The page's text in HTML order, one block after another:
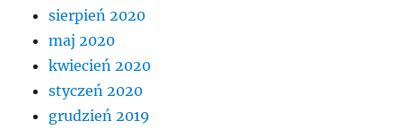
sierpień 2020
maj 2020
kwiecień 2020
styczeń 2020
grudzień 2019